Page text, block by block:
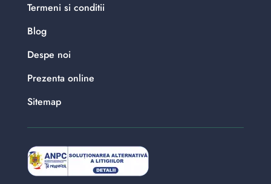
Termeni si conditii
Blog
Despe noi
Prezenta online
Sitemap